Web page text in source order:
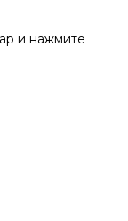
и нажмите